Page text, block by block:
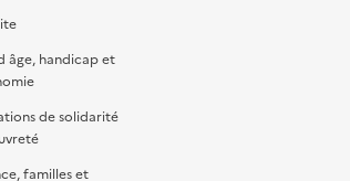
âge, handicap et
de solidarité
familles et